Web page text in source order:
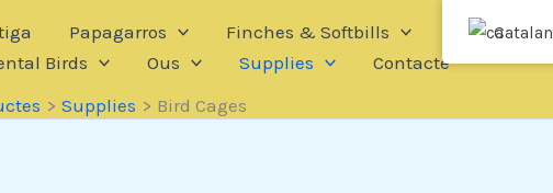
Papagarros Finches & Softbills
Waterfowl
Birds Ous Supplies
Contacte
Supplies Bird Cages
Catalan